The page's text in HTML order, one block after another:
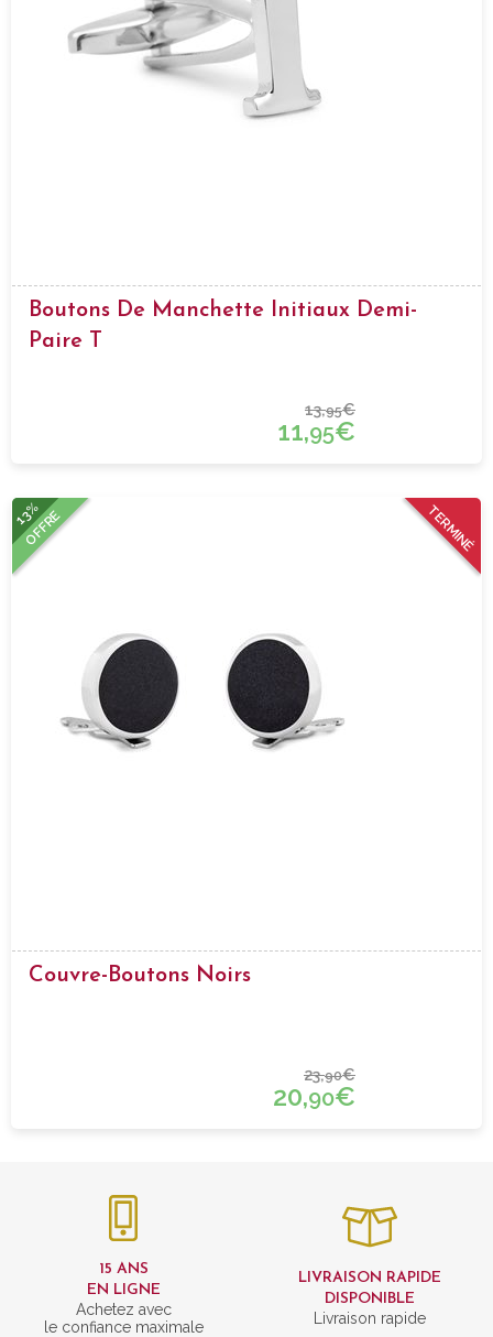
Boutons De Manchette Initiaux Demi-
Paire T
13,95€
11,95€
TERMINÉ
13%
OFFRE
Couvre-Boutons Noirs
23,90€
20,90€
15 ANS
EN LIGNE
Achetez avec
le confiance maximale
LIVRAISON RAPIDE
DISPONIBLE
Livraison rapide